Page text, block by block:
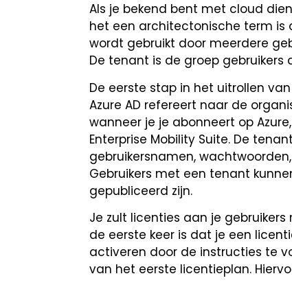
Als je bekend bent met cloud
het een architectonische term is
wordt gebruikt door meerdere
De tenant is de groep gebruikers
De eerste stap in het uitrollen
Azure AD refereert naar de
wanneer je je abonneert op
Enterprise Mobility Suite. De
gebruikersnamen,
Gebruikers met een tenant
gepubliceerd zijn.
Je zult licenties aan je
de eerste keer is dat je een
activeren door de instructies te
van het eerste licentieplan.